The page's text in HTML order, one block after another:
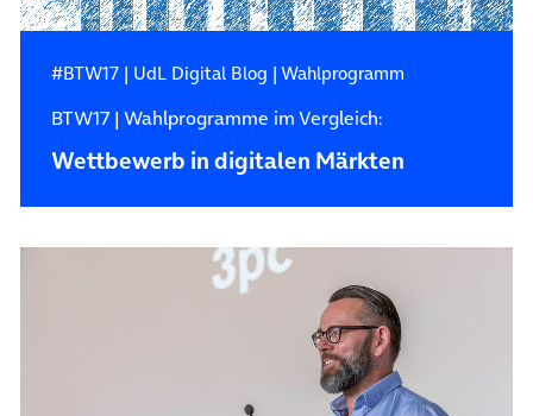
#BTW17| UdL Digital Blog |Wahlprogramm
BTW17 | Wahlprogramme im Vergleich:
Wettbewerb in digitalen Märkten